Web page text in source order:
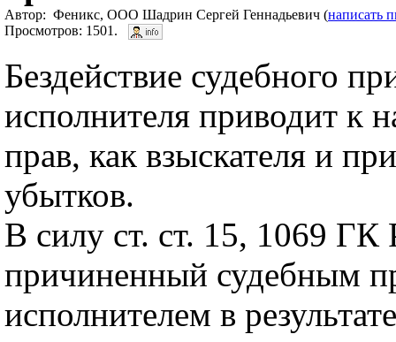
Автор: Феникс, ООО Шадрин Сергей Геннадьевич (написать
Просмотров: 1501.
Бездействие судебного
исполнителя приводит к
прав, как взыскателя и
убытков.
В силу ст. ст. 15, 1069 ГК
причиненный судебным
исполнителем в